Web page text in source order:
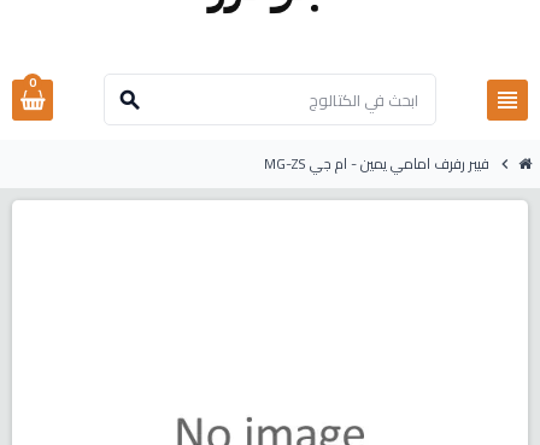
view_headline
search
0
chevron_right فيبر رفرف امامي يمين - ام جي MG-ZS